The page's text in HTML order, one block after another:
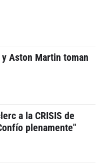
y Aston Martin toman
a la CRISIS de
plenamente"